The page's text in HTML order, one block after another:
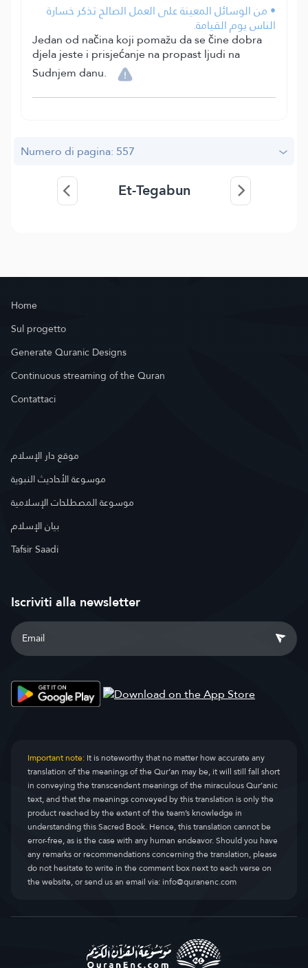
• من الوسائل المعينة على العمل الصالح تذكر خسارة
الناس يوم القيامة.
Jedan od načina koji pomažu da se čine dobra
djela jeste i prisjećanje na propast ljudi na
Sudnjem danu.
Numero di pagina: 557
Et-Tegabun
Home
Sul progetto
Generate Quranic Designs
Continuous streaming of the Quran
Contattaci
موقع دار الإسلام
موسوعة الأحاديث النبوية
موسوعة المصطلحات الإسلامية
بيان الإسلام
Tafsir Saadi
Iscriviti alla newsletter
Important note:It is noteworthy that no matter how accurate any
translation of the meanings of the Qur’an may be, it will still fall short
in conveying the transcendent meanings of the miraculous Qur’anic
text, and that the meanings conveyed by this translation is only the
product reached by the extent of the team’s knowledge in
understanding this Sacred Book. Hence, this translation cannot be
error-free, as is the case with any human endeavor. Should you have
any remarks or recommendations concerning the translation, please
do not hesitate to write in the comment box next to each verse on
the website, or send us an email via:info@quranenc.com